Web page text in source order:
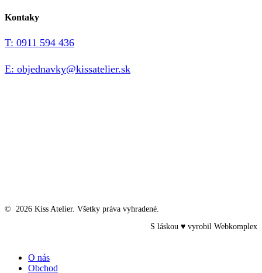
Kontaky
T: 0911 594 436
E: objednavky@kissatelier.sk
© 2026 Kiss Atelier. Všetky práva vyhradené.
S láskou ♥ vyrobil Webkomplex
Close
Menu
O nás
Obchod